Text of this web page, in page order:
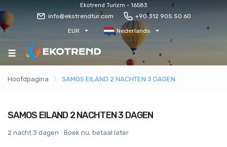
Ekotrend Turizm - 16583
info@ekotrendtur.com +90 312 905 50 60
EUR Nederlands
Hoofdpagina SAMOS EILAND 2 NACHTEN 3 DAGEN
SAMOS EILAND 2 NACHTEN 3 DAGEN
2 nacht 3 dagen Boek nu, betaal later